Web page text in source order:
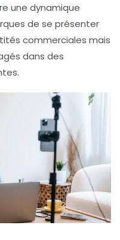
une dynamique
de se présenter
commerciales mais
dans des